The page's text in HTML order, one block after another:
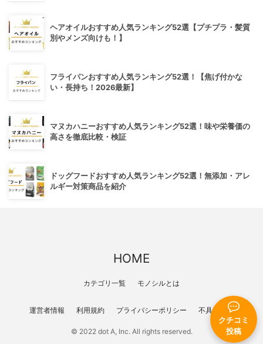
クチコミ
投稿
ヘアオイルおすすめ人気ランキング52選【プチプラ・髪質
別やメンズ向けも！】
フライパンおすすめ人気ランキング52選！【焦げ付かな
い・長持ち！2026最新】
マヌカハニーおすすめ人気ランキング52選！味や栄養価の
高さを徹底比較・検証
ドッグフードおすすめ人気ランキング52選！無添加・アレ
ルギー対策商品を紹介
HOME
カテゴリ一覧 モノシルとは
運営者情報 利用規約 プライバシーポリシー 不具合報告
© 2022 dot A, Inc. All rights reserved.